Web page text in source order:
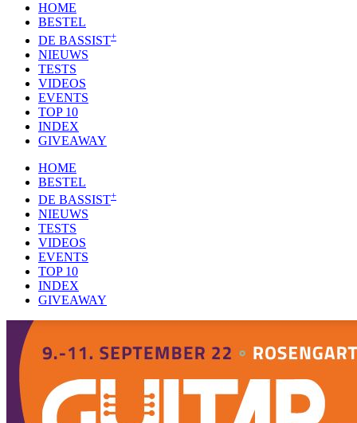
HOME
BESTEL
DE BASSIST+
NIEUWS
TESTS
VIDEOS
EVENTS
TOP 10
INDEX
GIVEAWAY
HOME
BESTEL
DE BASSIST+
NIEUWS
TESTS
VIDEOS
EVENTS
TOP 10
INDEX
GIVEAWAY